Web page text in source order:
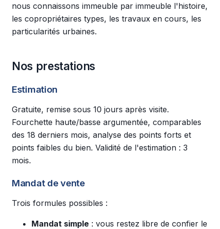
nous connaissons immeuble par immeuble l'histoire,
les copropriétaires types, les travaux en cours, les
particularités urbaines.
Nos prestations
Estimation
Gratuite, remise sous 10 jours après visite.
Fourchette haute/basse argumentée, comparables
des 18 derniers mois, analyse des points forts et
points faibles du bien. Validité de l'estimation : 3
mois.
Mandat de vente
Trois formules possibles :
Mandat simple : vous restez libre de confier le